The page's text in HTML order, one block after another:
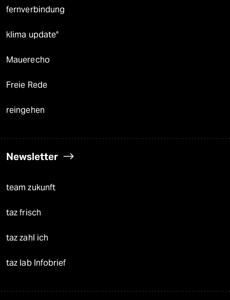
fernverbindung
klima update°
Mauerecho
Freie Rede
reingehen
Newsletter
team zukunft
taz frisch
taz zahl ich
taz lab Infobrief